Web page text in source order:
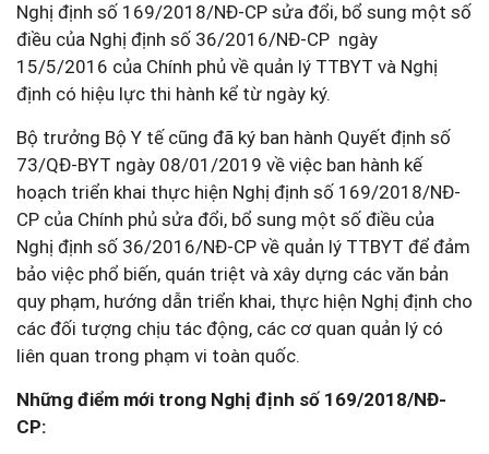
Nghị định số 169/2018/NĐ-CP sửa đổi, bổ sung một số
điều của Nghị định số 36/2016/NĐ-CP ngày
15/5/2016 của Chính phủ về quản lý TTBYT và Nghị
định có hiệu lực thi hành kể từ ngày ký.
Bộ trưởng Bộ Y tế cũng đã ký ban hành Quyết định số
73/QĐ-BYT ngày 08/01/2019 về việc ban hành kế
hoạch triển khai thực hiện Nghị định số 169/2018/NĐ-
CP của Chính phủ sửa đổi, bổ sung một số điều của
Nghị định số 36/2016/NĐ-CP về quản lý TTBYT để đảm
bảo việc phổ biến, quán triệt và xây dựng các văn bản
quy phạm, hướng dẫn triển khai, thực hiện Nghị định cho
các đối tượng chịu tác động, các cơ quan quản lý có
liên quan trong phạm vi toàn quốc.
Những điểm mới trong Nghị định số 169/2018/NĐ-
CP: